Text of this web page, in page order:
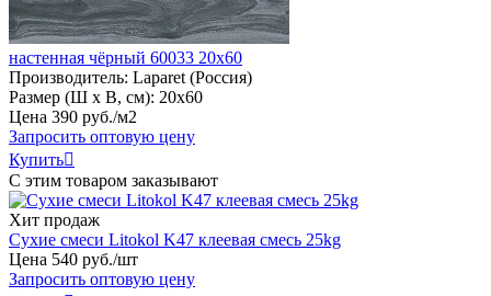
настенная чёрный 60033 20х60
Производитель: Laparet (Россия)
Размер (Ш х В, см): 20х60
Цена 390 руб./м2
Запросить оптовую цену
Купить
С этим товаром заказывают
Хит продаж
Сухие смеси Litokol K47 клеевая смесь 25kg
Цена 540 руб./шт
Запросить оптовую цену